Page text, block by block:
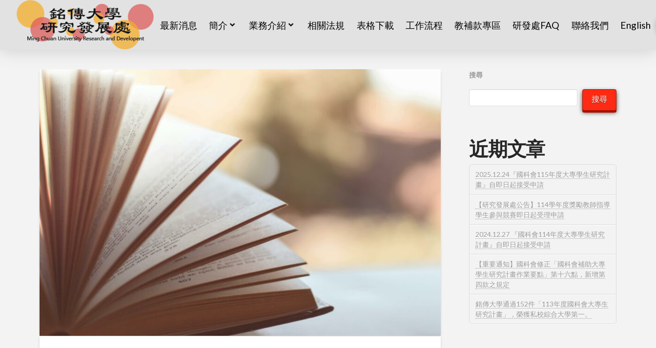
最新消息 簡介 業務介紹 相關法規 表格下載 工作流程 教補款專區 研發處FAQ 聯絡我們 English
搜尋
搜尋
近期文章
2025.12.24『國科會115年度大專學生研究計
畫』自即日起接受申請
【研究發展處公告】114學年度獎勵教師指導
學生參與競賽即日起受理申請
2024.12.27 『國科會114年度大專學生研究
計畫』自即日起接受申請
【重要通知】國科會修正「國科會補助大專
學生研究計畫作業要點」第十六點，新增第
四款之規定
銘傳大學通過152件「113年度國科會大專生
研究計畫」，榮獲私校綜合大學第一。